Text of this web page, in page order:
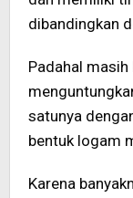
dibandingkan
Padahal
satunya
bentuk logam
Karena